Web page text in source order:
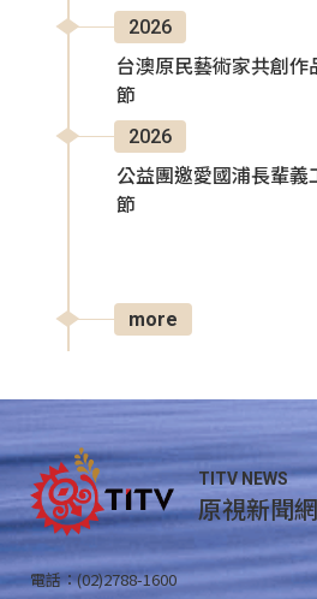
2026
台澳原民藝術家共創作
節
2026
公益團邀愛國浦長輩義
節
more
TITV NEWS
原視新聞網
電話：(02)2788-1600